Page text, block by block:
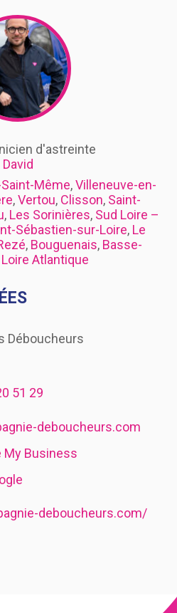
d'astreinte
David
Même,Villeneuve-en-
,Vertou, Clisson, Saint-
, Les Sorinières, Sud Loire –
Sébastien-sur-Loire, Le
, Bouguenais, Basse-
Loire Atlantique
Déboucheurs
51 29
deboucheurs.com
My Business
deboucheurs.com/